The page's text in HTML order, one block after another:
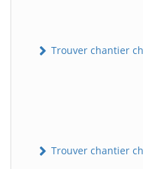
Trouver chantier
Trouver chantier